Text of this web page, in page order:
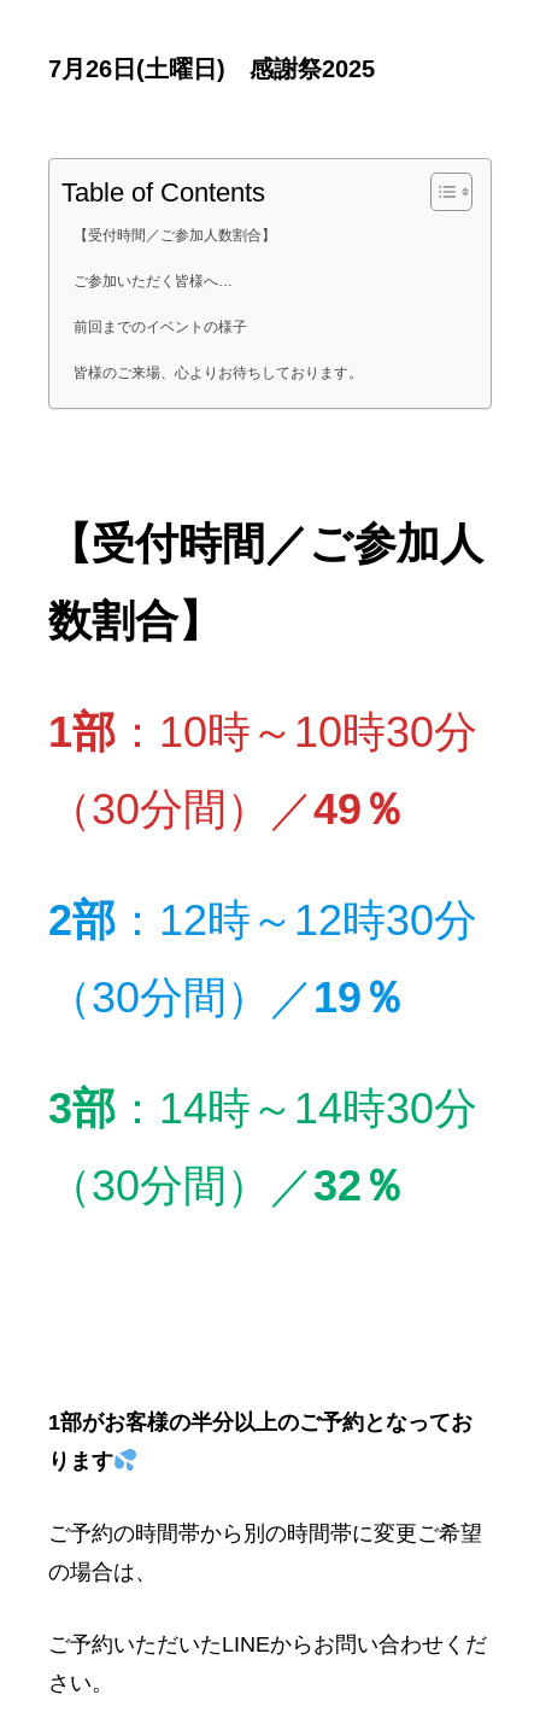
7月26日(土曜日) 感謝祭2025
Table of Contents
【受付時間／ご参加人数割合】
ご参加いただく皆様へ…
前回までのイベントの様子
皆様のご来場、心よりお待ちしております。
【受付時間／ご参加人
数割合】
1部 ：10時～10時30分
（30分間）／49％
2部 ：12時～12時30分
（30分間）／19％
3部 ：14時～14時30分
（30分間）／32％
1部がお客様の半分以上のご予約となってお
ります
ご予約の時間帯から別の時間帯に変更ご希望
の場合は、
ご予約いただいたLINEからお問い合わせくだ
さい。